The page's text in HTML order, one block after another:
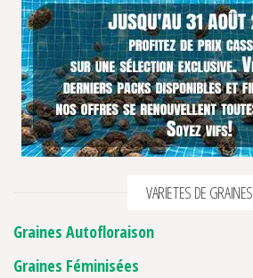
VARIETES DE GRAINES
Graines Autofloraison
Graines Féminisées